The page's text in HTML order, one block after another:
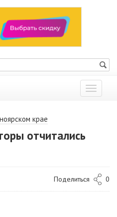
Показать
меню
крае
отчитались
Поделиться 0